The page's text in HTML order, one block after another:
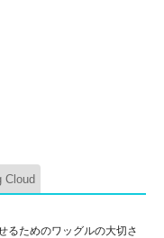
Cloud
るためのワッグルの大切さ